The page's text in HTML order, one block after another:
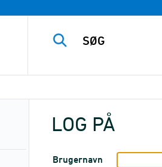
LOG PÅ
Brugernavn